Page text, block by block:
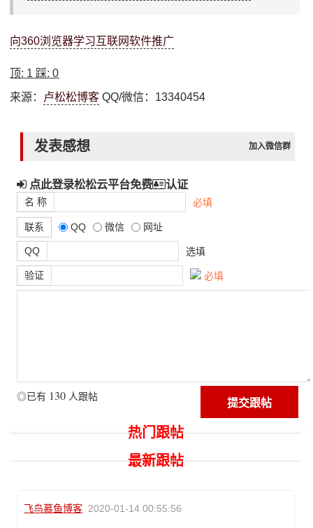
向360浏览器学习互联网软件推广
顶: 1 踩:0
来源： 卢松松博客 QQ/微信：13340454
发表感想 加入微信群
点此登录松松云平台免费 认证
名 称 必填
联系 QQ 微信 网址
QQ 选填
验证 必填
◎已有 130 人跟帖
热门跟帖
最新跟帖
飞鸟慕鱼博客 2020-01-14 00:55:56